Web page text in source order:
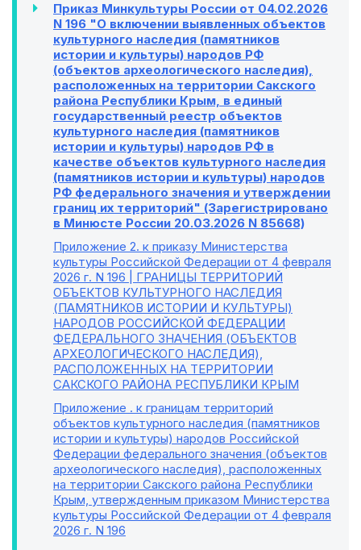
Приказ Минкультуры России от 04.02.2026
N 196 "О включении выявленных объектов
культурного наследия (памятников
истории и культуры) народов РФ
(объектов археологического наследия),
расположенных на территории Сакского
района Республики Крым, в единый
государственный реестр объектов
культурного наследия (памятников
истории и культуры) народов РФ в
качестве объектов культурного наследия
(памятников истории и культуры) народов
РФ федерального значения и утверждении
границ их территорий" (Зарегистрировано
в Минюсте России 20.03.2026 N 85668)
Приложение 2. к приказу Министерства
культуры Российской Федерации от 4 февраля
2026 г. N 196 | ГРАНИЦЫ ТЕРРИТОРИЙ
ОБЪЕКТОВ КУЛЬТУРНОГО НАСЛЕДИЯ
(ПАМЯТНИКОВ ИСТОРИИ И КУЛЬТУРЫ)
НАРОДОВ РОССИЙСКОЙ ФЕДЕРАЦИИ
ФЕДЕРАЛЬНОГО ЗНАЧЕНИЯ (ОБЪЕКТОВ
АРХЕОЛОГИЧЕСКОГО НАСЛЕДИЯ),
РАСПОЛОЖЕННЫХ НА ТЕРРИТОРИИ
САКСКОГО РАЙОНА РЕСПУБЛИКИ КРЫМ
Приложение . к границам территорий
объектов культурного наследия (памятников
истории и культуры) народов Российской
Федерации федерального значения (объектов
археологического наследия), расположенных
на территории Сакского района Республики
Крым, утвержденным приказом Министерства
культуры Российской Федерации от 4 февраля
2026 г. N 196